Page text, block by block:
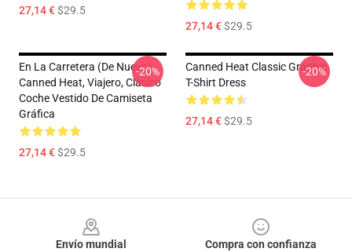
27,14 €$29.5
27,14 €$29.5
En La Carretera (de Nuevo) -
Canned Heat, Viajero, Clásico
Coche Vestido De Camiseta
Gráfica
27,14 €$29.5
-20%
Canned Heat Classic Graphic
T-Shirt Dress
27,14 €$29.5
-20%
Envío mundial
Compra con confianza